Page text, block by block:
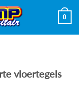
0
vloertegels